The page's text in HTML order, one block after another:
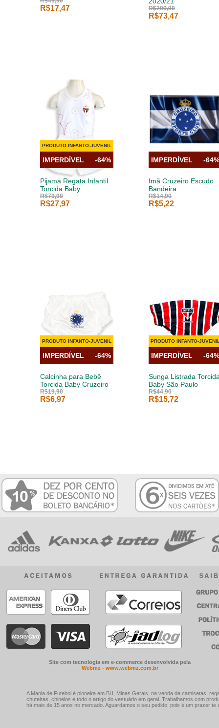
R$17,47 R$209,90
R$73,47
Pijama Regata Infantil
Torcida Baby
R$79,90
R$27,97
IMPERDÍVEL -64%
PRODUTO INFANTO-JUVENIL
Imã Cruzeiro Escudo
Bandeira
R$14,90
R$5,22
IMPERDÍVEL -64%
Calcinha para Bebê
Torcida Baby Cruzeiro
R$19,90
R$6,97
IMPERDÍVEL -64%
PRODUTO INFANTO-JUVENIL
Sunga Listrada
Baby São Paulo
R$44,90
R$15,72
IMPERDÍVEL -64%
PRODUTO INFANTO-
Site com tecnologia em e-commerce desenvolvida pela
Webmz - www.webmz.com.br
A Mania de Futebol é pioneira em BH, Minas Gerais, na venda de camisetas,
chuteiras, chinelos e todo o artigo do vestuário em geral. Trabalhamos com
há mais de 15 anos no mercado. Aguardamos o seu pedido, pois é um prazer te